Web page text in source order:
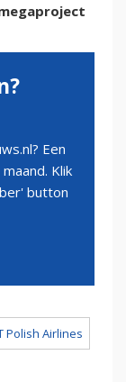
Een
Klik
button
Polish Airlines